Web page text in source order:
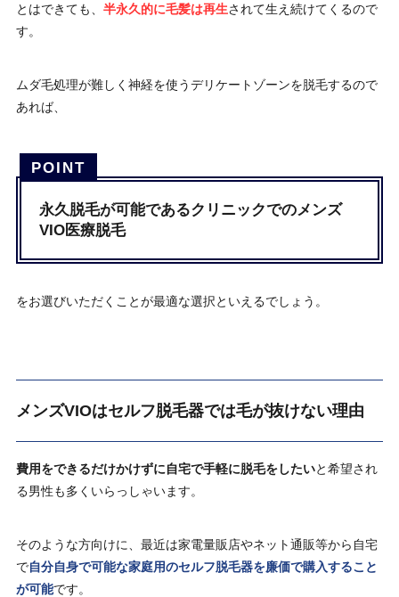
とはできても、 半永久的に毛髪は再生されて生え続けてくるので
す。
ムダ毛処理が難しく神経を使うデリケートゾーンを脱毛するので
あれば、
永久脱毛が可能であるクリニックでのメンズ
VIO医療脱毛
をお選びいただくことが最適な選択といえるでしょう。
メンズVIOはセルフ脱毛器では毛が抜けない理由
費用をできるだけかけずに自宅で手軽に脱毛をしたいと希望され
る男性も多くいらっしゃいます。
そのような方向けに、最近は家電量販店やネット通販等から自宅
で自分自身で可能な家庭用のセルフ脱毛器を廉価で購入すること
が可能です。